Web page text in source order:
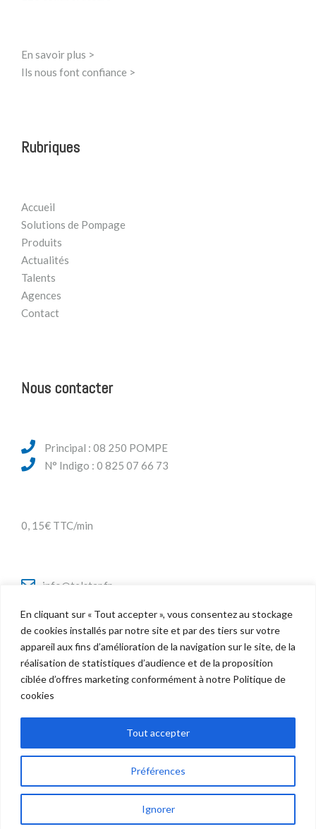
En cliquant sur « Tout accepter », vous consentez au stockage
de cookies installés par notre site et par des tiers sur votre
appareil aux fins d’amélioration de la navigation sur le site, de la
réalisation de statistiques d’audience et de la proposition
ciblée d’offres marketing conformément à notre Politique de
cookies
Préférences
Ignorer
Tout accepter
En savoir plus >
Ils nous font confiance >
Rubriques
Accueil
Solutions de Pompage
Produits
Actualités
Talents
Agences
Contact
Nous contacter
Principal : 08 250 POMPE
N° Indigo : 0 825 07 66 73
0, 15€ TTC/min
info@telstar.fr
Twitter
Facebook
Copyright © 2022 Telstar - Tous droits réservés |
politique de confidentialité